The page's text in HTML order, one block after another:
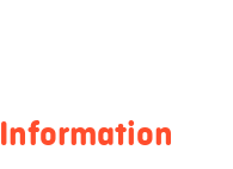
Information